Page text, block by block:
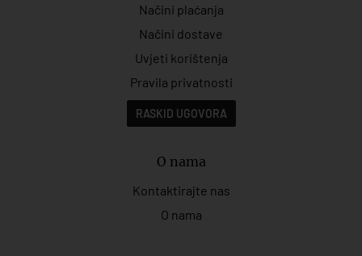
Načini plaćanja
Načini dostave
Uvjeti korištenja
Pravila privatnosti
RASKID UGOVORA
O nama
Kontaktirajte nas
O nama